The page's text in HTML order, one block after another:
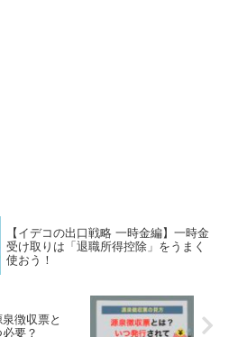
【イデコの出口戦略 一時金編】一時金
受け取りは「退職所得控除」をうまく
使おう！
徴収票と
要？